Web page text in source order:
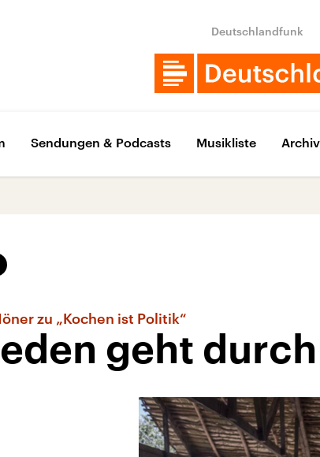
Deutschlandfunk
Sendungen & Podcasts Musikliste Archiv
zu „Kochen ist Politik“
geht